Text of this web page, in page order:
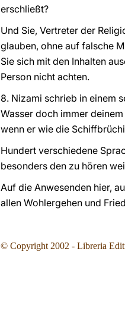
erschließt?
Und Sie, Vertreter der
glauben, ohne auf falsche
Sie sich mit den Inhalten
Person nicht achten.
8. Nizami schrieb in einem
Wasser doch immer
wenn er wie die
Hundert verschiedene
besonders den zu hören
Auf die Anwesenden hier,
allen Wohlergehen und
© Copyright 2002 - Libreria